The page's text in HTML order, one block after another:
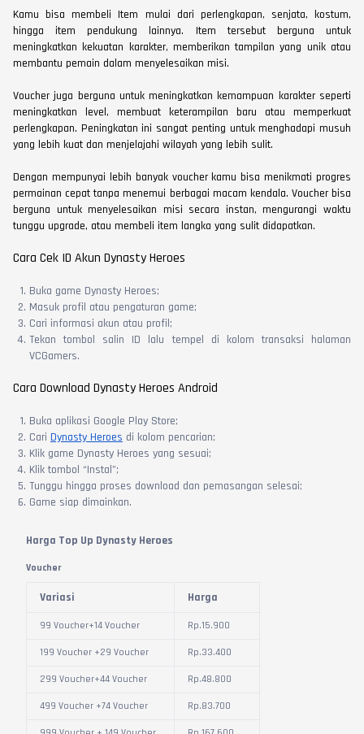
Kamu bisa membeli Item mulai dari perlengkapan, senjata, kostum,
hingga item pendukung lainnya. Item tersebut berguna untuk
meningkatkan kekuatan karakter, memberikan tampilan yang unik atau
membantu pemain dalam menyelesaikan misi.
Voucher juga berguna untuk meningkatkan kemampuan karakter seperti
meningkatkan level, membuat keterampilan baru atau memperkuat
perlengkapan. Peningkatan ini sangat penting untuk menghadapi musuh
yang lebih kuat dan menjelajahi wilayah yang lebih sulit.
Dengan mempunyai lebih banyak voucher kamu bisa menikmati progres
permainan cepat tanpa menemui berbagai macam kendala. Voucher bisa
berguna untuk menyelesaikan misi secara instan, mengurangi waktu
tunggu upgrade, atau membeli item langka yang sulit didapatkan.
Cara Cek ID Akun Dynasty Heroes
Buka game Dynasty Heroes;
Masuk profil atau pengaturan game;
Cari informasi akun atau profil;
Tekan tombol salin ID lalu tempel di kolom transaksi halaman
VCGamers.
Cara Download Dynasty Heroes Android
Buka aplikasi Google Play Store;
Cari Dynasty Heroes di kolom pencarian;
Klik game Dynasty Heroes yang sesuai;
Klik tombol “Instal”;
Tunggu hingga proses download dan pemasangan selesai;
Game siap dimainkan.
Harga Top Up Dynasty Heroes
Voucher
Variasi Harga
99 Voucher+14 Voucher Rp.15.900
199 Voucher +29 Voucher Rp.33.400
299 Voucher+44 Voucher Rp.48.800
499 Voucher +74 Voucher Rp.83.700